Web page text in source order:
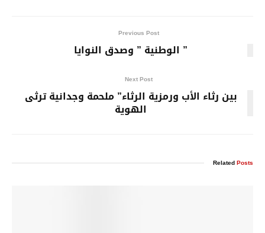
Previous Post
” الوطنية ” وصدق النوايا
Next Post
بين رثاء الأب ورمزية الرثاء” ملحمة وجدانية ترثى
الهوية
RelatedPosts